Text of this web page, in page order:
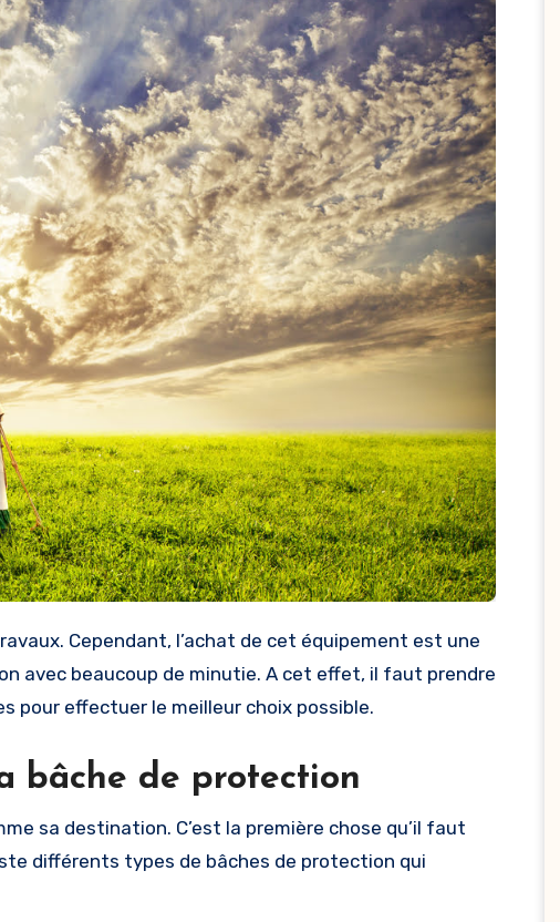
avec beaucoup de minutie. A cet effet, il faut prendre
pour effectuer le meilleur choix possible.
bâche de protection
sa destination. C’est la première chose qu’il faut
différents types de bâches de protection qui